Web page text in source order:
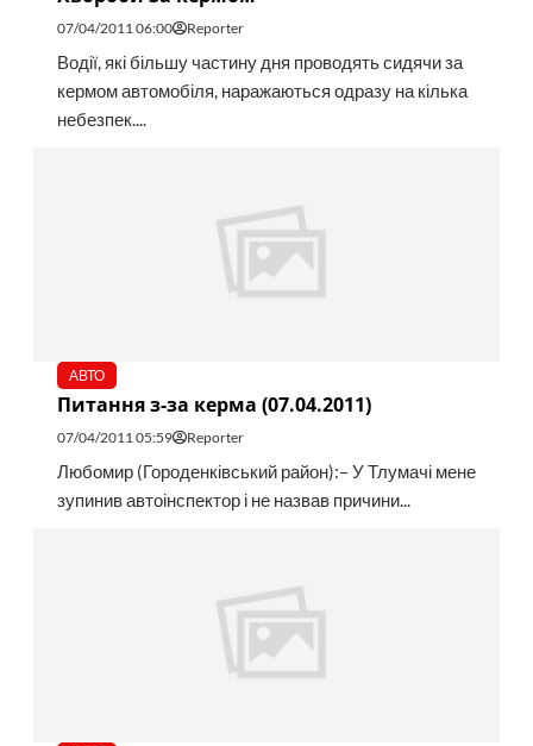
07/04/2011 06:00 Reporter
Водії, які більшу частину дня проводять сидячи за
кермом автомобіля, наражаються одразу на кілька
небезпек....
АВТО
Питання з-за керма (07.04.2011)
07/04/2011 05:59 Reporter
Любомир (Городенківський район):– У Тлумачі мене
зупинив автоінспектор і не назвав причини...